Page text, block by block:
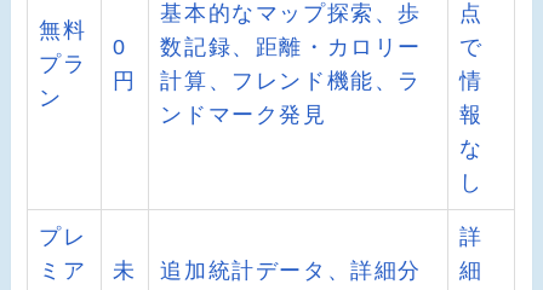
無料
プラ
ン
0
円
基本的なマップ探索、歩
数記録、距離・カロリー
計算、フレンド機能、ラ
ンドマーク発見
点
で
情
報
な
し
プレ
ミア
未
追加統計データ、詳細分
詳
細